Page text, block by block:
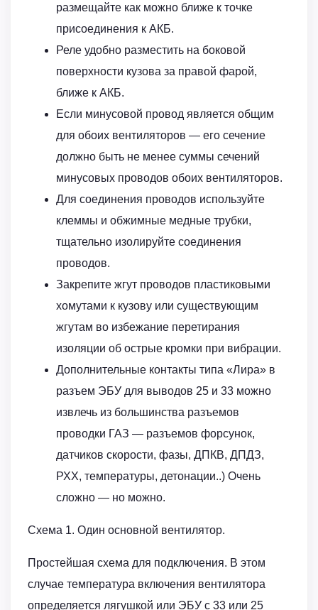
размещайте как можно ближе к точке
присоединения к АКБ.
Реле удобно разместить на боковой
поверхности кузова за правой фарой,
ближе к АКБ.
Если минусовой провод является общим
для обоих вентиляторов — его сечение
должно быть не менее суммы сечений
минусовых проводов обоих вентиляторов.
Для соединения проводов используйте
клеммы и обжимные медные трубки,
тщательно изолируйте соединения
проводов.
Закрепите жгут проводов пластиковыми
хомутами к кузову или существующим
жгутам во избежание перетирания
изоляции об острые кромки при вибрации.
Дополнительные контакты типа «Лира» в
разъем ЭБУ для выводов 25 и 33 можно
извлечь из большинства разъемов
проводки ГАЗ — разъемов форсунок,
датчиков скорости, фазы, ДПКВ, ДПДЗ,
РХХ, температуры, детонации..) Очень
сложно — но можно.
Схема 1. Один основной вентилятор.
Простейшая схема для подключения. В этом
случае температура включения вентилятора
определяется лягушкой или ЭБУ с 33 или 25